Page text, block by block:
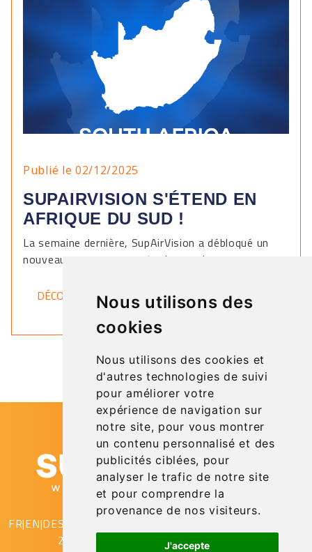
Nous utilisons des
cookies
Nous utilisons des cookies et
d'autres technologies de suivi
pour améliorer votre
expérience de navigation sur
notre site, pour vous montrer
un contenu personnalisé et des
publicités ciblées, pour
analyser le trafic de notre site
et pour comprendre la
provenance de nos visiteurs.
J'accepte
Publié le 02/12/2025
SUPAIRVISION S'ÉTEND EN
AFRIQUE DU SUD !
La semaine dernière, SupAirVision a débloqué un
nouveau pays sur sa carte du monde.
DÉCOUVRIR
FR|EN|DESupAirVision
2 rue Gustave Eiffel